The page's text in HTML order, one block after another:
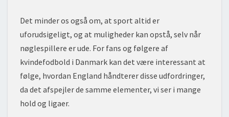
Det minder os også om, at sport altid er
uforudsigeligt, og at muligheder kan opstå, selv når
nøglespillere er ude. For fans og følgere af
kvindefodbold i Danmark kan det være interessant at
følge, hvordan England håndterer disse udfordringer,
da det afspejler de samme elementer, vi ser i mange
hold og ligaer.